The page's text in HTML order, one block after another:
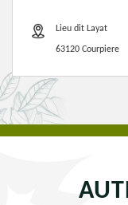
Lieu dit Layat
63120 Courpiere